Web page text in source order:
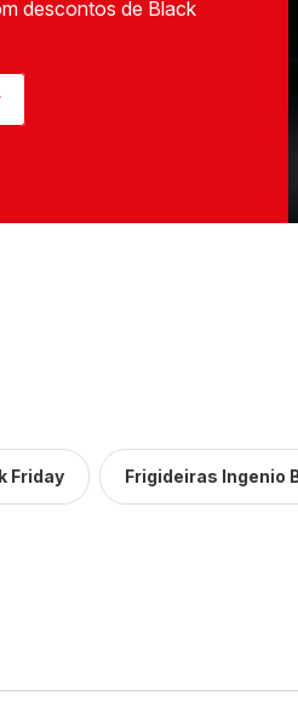
descontos de Black
Friday Frigideiras Ingenio